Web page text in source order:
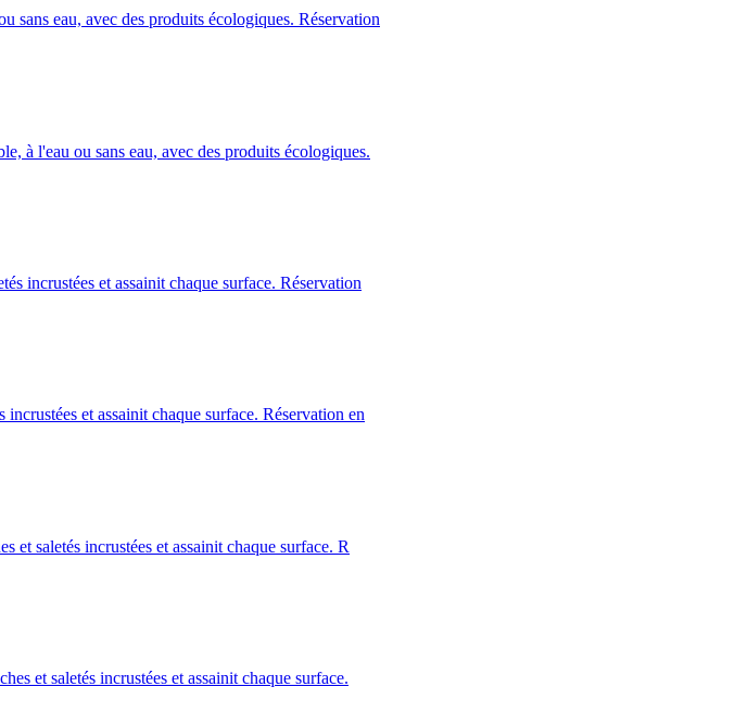
eau, avec des produits écologiques. Réservation
à l'eau ou sans eau, avec des produits écologiques.
incrustées et assainit chaque surface. Réservation
et assainit chaque surface. Réservation en
saletés incrustées et assainit chaque surface. R
et saletés incrustées et assainit chaque surface.